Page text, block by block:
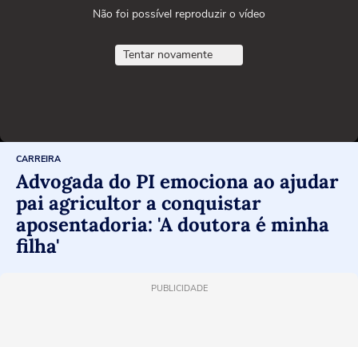
Não foi possível reproduzir o vídeo
Tentar novamente
CARREIRA
Advogada do PI emociona ao ajudar
pai agricultor a conquistar
aposentadoria: 'A doutora é minha
filha'
PUBLICIDADE